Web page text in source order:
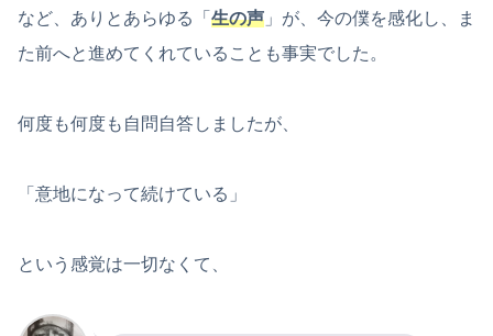
など、ありとあらゆる「 生の声 」が、今の僕を感化し、ま
た前へと進めてくれていることも事実でした。
何度も何度も自問自答しましたが、
「意地になって続けている」
という感覚は一切なくて、